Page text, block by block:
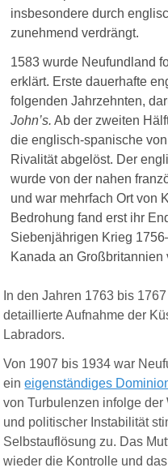
insbesondere durch
zunehmend verdrängt.
1583 wurde Neufundland
erklärt. Erste dauerhafte
folgenden Jahrzehnten,
John’s. Ab der zweiten
die englisch-spanische
Rivalität abgelöst. Der
wurde von der nahen
und war mehrfach Ort von
Bedrohung fand erst ihr
Siebenjährigen Krieg
Kanada an Großbritannien
In den Jahren 1763 bis
detaillierte Aufnahme der
Labradors.
Von 1907 bis 1934 war
eineigenständiges
von Turbulenzen infolge
und politischer Instabilität
Selbstauflösung zu. Das
wieder die Kontrolle und